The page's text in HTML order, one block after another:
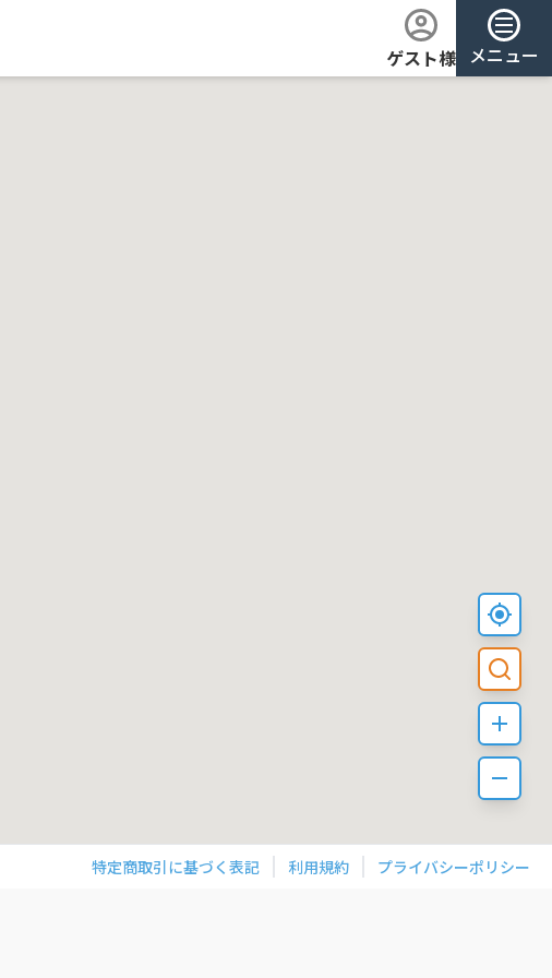
ゲスト様 メニュー
特定商取引に基づく表記 利用規約 プライバシーポリシー